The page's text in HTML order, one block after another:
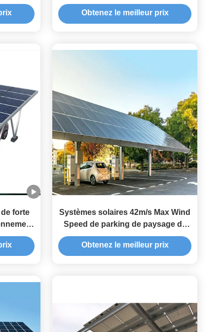
Obtenez le meilleur prix
forte
support
Systèmes solaires 42m/s Max Wind
Speed de parking de paysage de
10KW 30KW
Obtenez le meilleur prix